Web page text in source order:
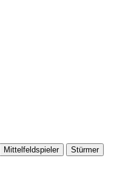
Mittelfeldspieler Stürmer